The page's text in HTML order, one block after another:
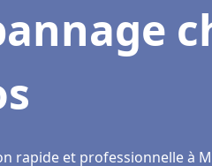
rapide et professionnelle à